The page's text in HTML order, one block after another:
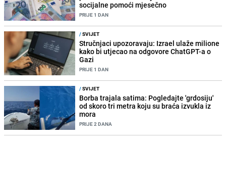
socijalne pomoći mjesečno
PRIJE 1 DAN
/SVIJET
Stručnjaci upozoravaju: Izrael ulaže milione
kako bi utjecao na odgovore ChatGPT-a o
Gazi
PRIJE 1 DAN
/SVIJET
Borba trajala satima: Pogledajte 'grdosiju'
od skoro tri metra koju su braća izvukla iz
mora
PRIJE 2 DANA